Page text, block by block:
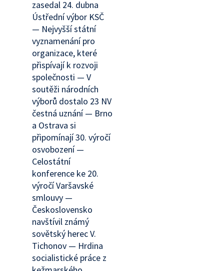
zasedal 24. dubna
Ústřední výbor KSČ
— Nejvyšší státní
vyznamenání pro
organizace, které
přispívají k rozvoji
společnosti — V
soutěži národních
výborů dostalo 23 NV
čestná uznání — Brno
a Ostrava si
připomínají 30. výročí
osvobození —
Celostátní
konference ke 20.
výročí Varšavské
smlouvy —
Československo
navštívil známý
sovětský herec V.
Tichonov — Hrdina
socialistické práce z